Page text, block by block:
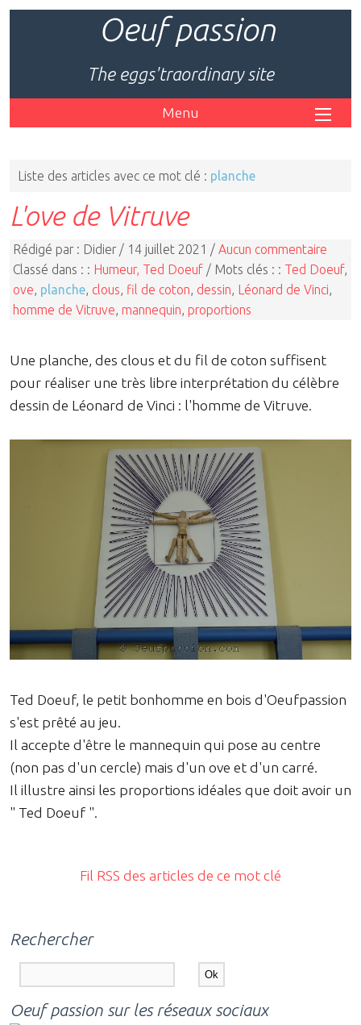
Oeuf passion
The eggs'traordinary site
Menu
Liste des articles avec ce mot clé : planche
L'ove de Vitruve
Rédigé par : Didier / 14 juillet 2021 / Aucun commentaire
Classé dans : : Humeur, Ted Doeuf / Mots clés : : Ted Doeuf,
ove planche clous fil de coton dessin Léonard de Vinci
homme de Vitruve mannequin proportions
Une planche, des clous et du fil de coton suffisent
pour réaliser une très libre interprétation du célèbre
dessin de Léonard de Vinci : l'homme de Vitruve.
Ted Doeuf, le petit bonhomme en bois d'Oeufpassion
s'est prêté au jeu.
Il accepte d'être le mannequin qui pose au centre
(non pas d'un cercle) mais d'un ove et d'un carré.
Il illustre ainsi les proportions idéales que doit avoir un
" Ted Doeuf ".
Fil RSS des articles de ce mot clé
Rechercher
Oeuf passion sur les réseaux sociaux